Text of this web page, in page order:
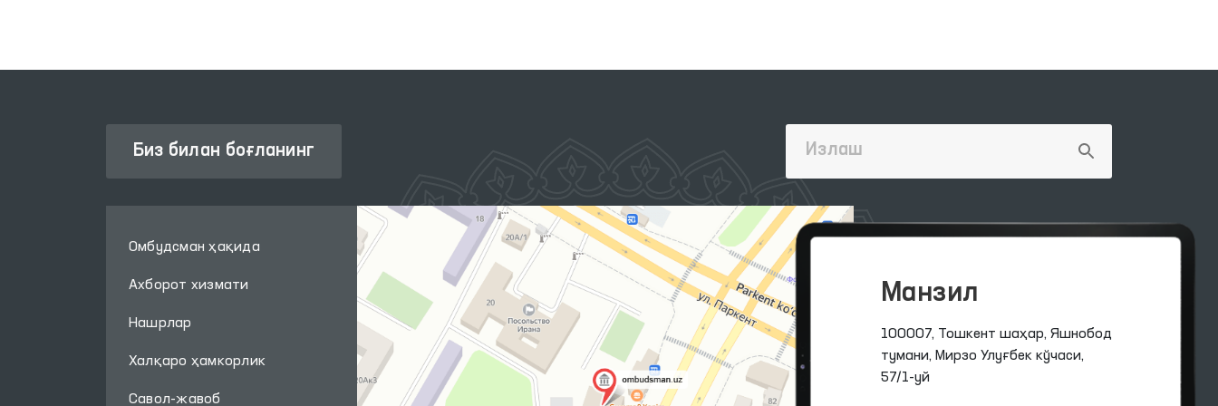
Биз билан боғланинг
Омбудсман ҳақида
Ахборот хизмати
Нашрлар
Халқаро ҳамкорлик
Савол-жавоб
Манзил
100007, Тошкент шаҳар, Яшнобод
тумани, Мирзо Улуғбек кўчаси,
57/1-уй